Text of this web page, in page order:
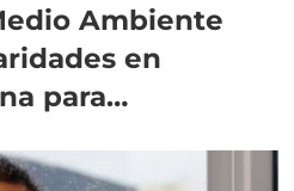
Ambiente
en
para